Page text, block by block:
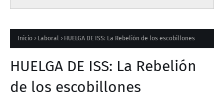
DInicio Laboral HUELGA DE ISS: La Rebelión de los escobillones
HUELGA DE ISS: La Rebelión
de los escobillones